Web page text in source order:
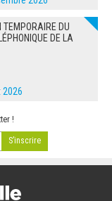
TEMPORAIRE DU
DE LA
2026
!